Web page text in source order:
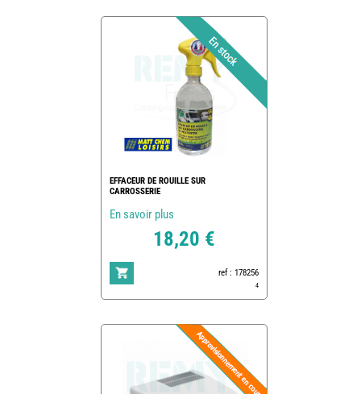
EFFACEUR DE ROUILLE SUR
CARROSSERIE
En savoir plus
18,20 €
ref : 178256
4